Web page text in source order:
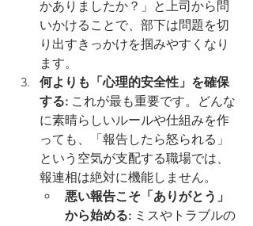
かありましたか？」と上司から問
いかけることで、部下は問題を切
り出すきっかけを掴みやすくなり
ます。
何よりも「心理的安全性」を確保
する: これが最も重要です。どんな
に素晴らしいルールや仕組みを作
っても、「報告したら怒られる」
という空気が支配する職場では、
報連相は絶対に機能しません。
悪い報告こそ「ありがとう」
から始める: ミスやトラブルの